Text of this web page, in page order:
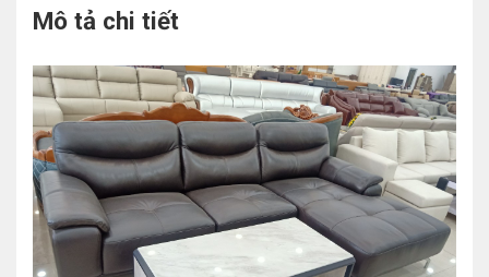
Mô tả chi tiết